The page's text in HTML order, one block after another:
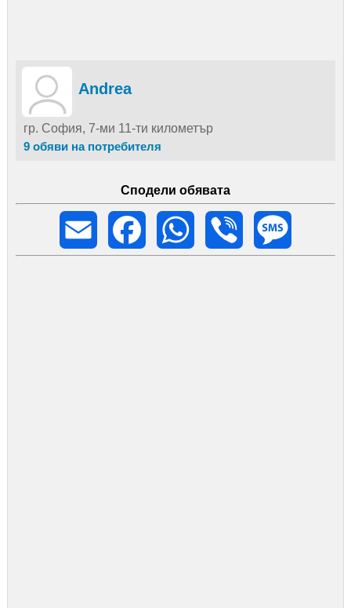
Andrea
гр. София, 7-ми 11-ти километър
9 обяви на потребителя
Сподели обявата
Email
Facebook WhatsApp Viber